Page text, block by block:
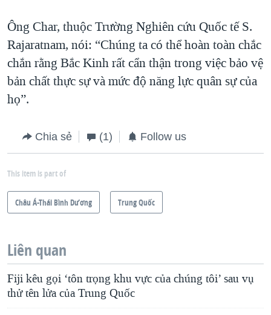
Ông Char, thuộc Trường Nghiên cứu Quốc tế S.
Rajaratnam, nói: “Chúng ta có thể hoàn toàn chắc
chắn rằng Bắc Kinh rất cẩn thận trong việc bảo vệ
bản chất thực sự và mức độ năng lực quân sự của
họ”.
Chia sẻ (1) Follow us
This item is part of
Châu Á-Thái Bình Dương Trung Quốc
Liên quan
Fiji kêu gọi ‘tôn trọng khu vực của chúng tôi’ sau vụ
thử tên lửa của Trung Quốc